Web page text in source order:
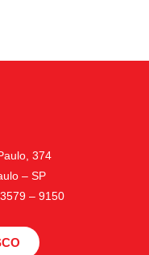
374
– SP
– 9150